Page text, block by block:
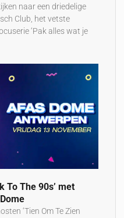
naar een driedelige
Club, het vetste
‘Pak alles wat je
To The 90s’ met
‘Tien Om Te Zien